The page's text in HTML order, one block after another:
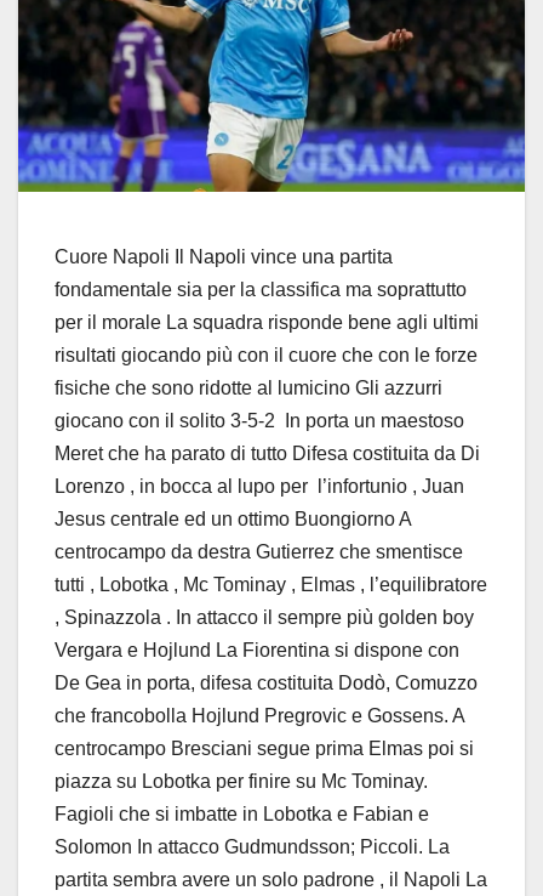
Cuore Napoli Il Napoli vince una partita
fondamentale sia per la classifica ma soprattutto
per il morale La squadra risponde bene agli ultimi
risultati giocando più con il cuore che con le forze
fisiche che sono ridotte al lumicino Gli azzurri
giocano con il solito 3-5-2 In porta un maestoso
Meret che ha parato di tutto Difesa costituita da Di
Lorenzo , in bocca al lupo per l’infortunio , Juan
Jesus centrale ed un ottimo Buongiorno A
centrocampo da destra Gutierrez che smentisce
tutti , Lobotka , Mc Tominay , Elmas , l’equilibratore
, Spinazzola . In attacco il sempre più golden boy
Vergara e Hojlund La Fiorentina si dispone con
De Gea in porta, difesa costituita Dodò, Comuzzo
che francobolla Hojlund Pregrovic e Gossens. A
centrocampo Bresciani segue prima Elmas poi si
piazza su Lobotka per finire su Mc Tominay.
Fagioli che si imbatte in Lobotka e Fabian e
Solomon In attacco Gudmundsson; Piccoli. La
partita sembra avere un solo padrone , il Napoli La